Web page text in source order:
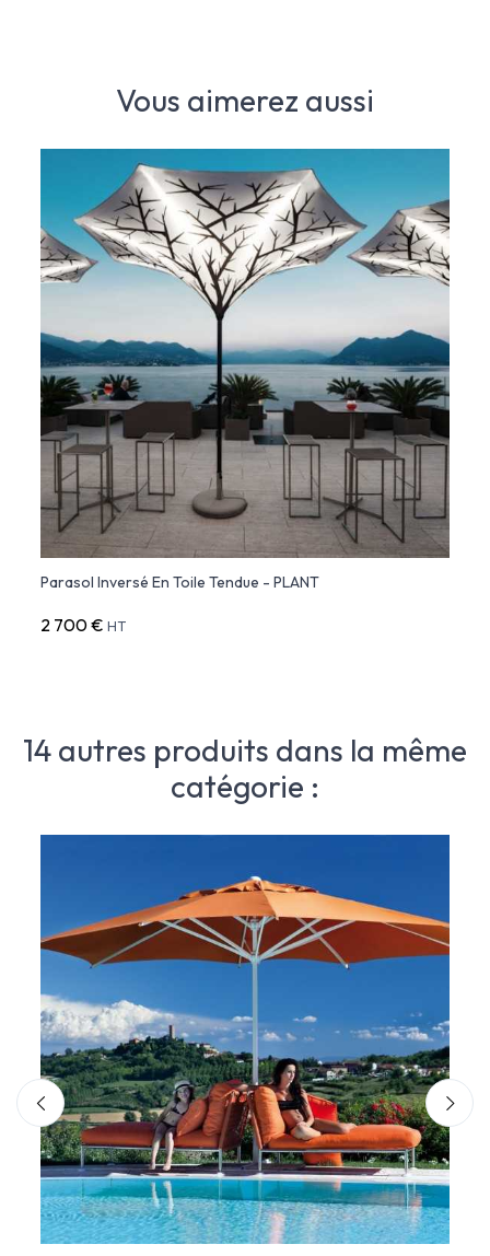
Vous aimerez aussi
Parasol Inversé En Toile Tendue - PLANT
2 700 € HT
14 autres produits dans la même
catégorie :